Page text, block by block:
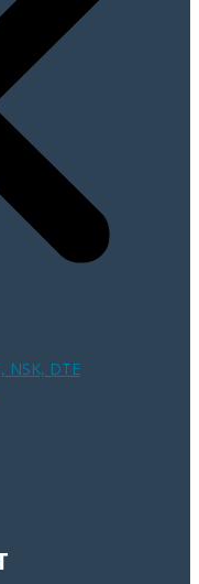
NSK, DTE